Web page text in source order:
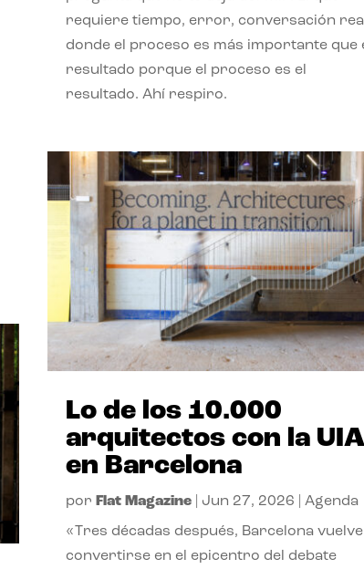
requiere tiempo, error, conversación
donde el proceso es más importante que
resultado porque el proceso es el
resultado. Ahí respiro.
Lo de los 10.000
arquitectos con la UIA
en Barcelona
por Flat Magazine| Jun 27, 2026 Agenda
«Tres décadas después, Barcelona vuelve
convertirse en el epicentro del debate